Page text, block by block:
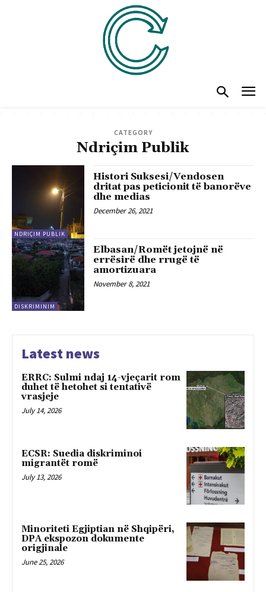
CATEGORY
Ndriçim Publik
NDRIÇIM PUBLIK
Histori Suksesi/Vendosen
dritat pas peticionit të banorëve
dhe medias
December 26, 2021
DISKRIMINIM
Elbasan/Romët jetojnë në
errësirë dhe rrugë të
amortizuara
November 8, 2021
Latest news
ERRC: Sulmi ndaj 14-vjeçarit rom
duhet të hetohet si tentativë
vrasjeje
July 14, 2026
ECSR: Suedia diskriminoi
migrantët romë
July 13, 2026
Minoriteti Egjiptian në Shqipëri,
DPA ekspozon dokumente
origjinale
June 25, 2026